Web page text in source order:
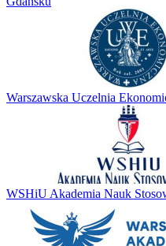
Warszawska Uczelnia
WSHiU Akademia Nauk